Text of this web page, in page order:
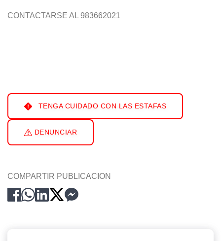
CONTACTARSE AL 983662021
TENGA CUIDADO CON LAS ESTAFAS
DENUNCIAR
COMPARTIR PUBLICACION